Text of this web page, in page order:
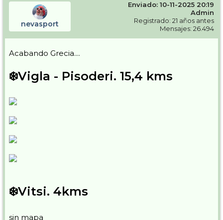
nevasport
Enviado: 10-11-2025 20:19
Admin
Registrado: 21 años antes
Mensajes: 26.494
Acabando Grecia....
❄️Vigla - Pisoderi. 15,4 kms
❄️Vitsi. 4kms
sin mapa